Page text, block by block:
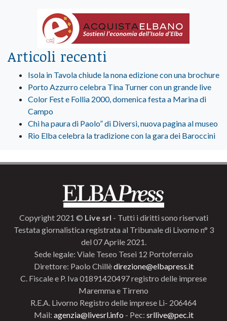
Articoli recenti
Isola in Tavola chiude la nona edizione con una brochure
Porto Azzurro celebra Tina Turner con un grande live
Color Fest e Follia 2000, domenica festa a Marina di
Campo
Chi ha paura di Paolo” di Diversi, nuova pagina al museo
Rio Elba celebra la tradizione con la gara dei Baroccini
Copyright 2021 © Live srl - Tutti i diritti sono riservati
Testata giornalistica registrata al Tribunale di Livorno n° 3
del 07 Aprile 2021.
Sede legale: Viale Teseo Tesei 12 Portoferraio
Direttore: Paolo Chillèdirezione@elbapress.it
C. Fiscale e P. Iva 01891420497 registro delle imprese
Maremma e Tirreno
R.E.A. Livorno Registro delle imprese Li- 206464
Mail: agenzia@livesrl.info - Pec: srllive@pec.it